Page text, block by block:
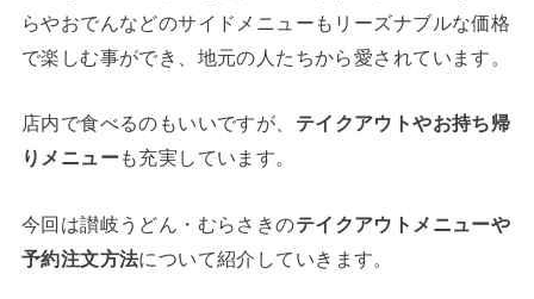
らやおでんなどのサイドメニューもリーズナブルな価格
で楽しむ事ができ、地元の人たちから愛されています。
店内で食べるのもいいですが、 テイクアウトやお持ち帰
りメニューも充実しています。
今回は讃岐うどん・むらさきのテイクアウトメニューや
予約注文方法について紹介していきます。